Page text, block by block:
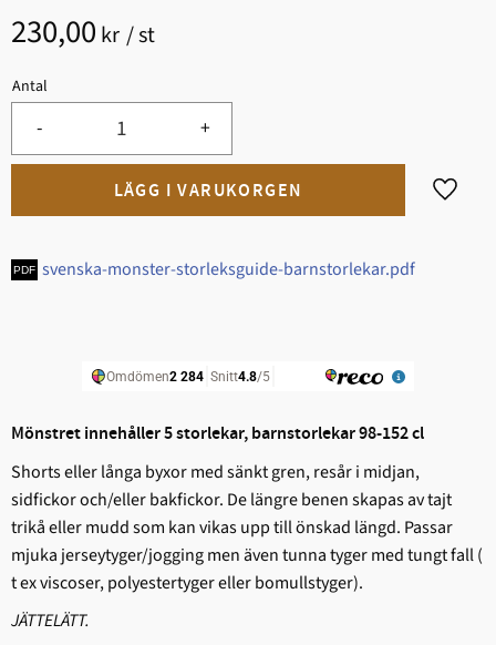
230,00 kr /st
Antal
+
-
Lägg
svenska-monster-storleksguide-barnstorlekar.pdf
Mönstret innehåller 5 storlekar, barnstorlekar 98-152 cl
Shorts eller långa byxor med sänkt gren, resår i midjan,
sidfickor och/eller bakfickor. De längre benen skapas av tajt
trikå eller mudd som kan vikas upp till önskad längd. Passar
mjuka jerseytyger/jogging men även tunna tyger med tungt fall (
t ex viscoser, polyestertyger eller bomullstyger).
JÄTTELÄTT.